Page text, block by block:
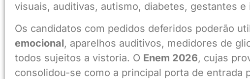
visuais, auditivas, autismo, diabetes, gestantes e
Os candidatos com pedidos deferidos poderão
emocional, aparelhos auditivos, medidores de
todos sujeitos a vistoria. O Enem 2026, cujas
consolidou-se como a principal porta de entrada